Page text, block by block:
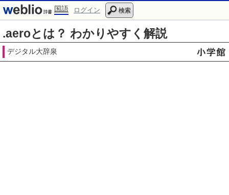
国語 ログイン 検索
.aeroとは？ わかりやすく解説
デジタル大辞泉